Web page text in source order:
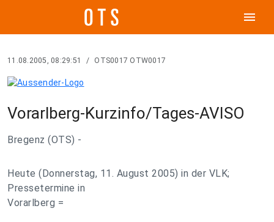
menu
11.08.2005, 08:29:51 / OTS0017 OTW0017
Vorarlberg-Kurzinfo/Tages-AVISO
Bregenz (OTS) -
Heute (Donnerstag, 11. August 2005) in der VLK;
Pressetermine in
Vorarlberg =